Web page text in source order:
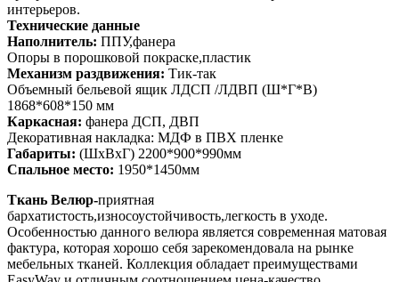
интерьеров.
Технические данные
Наполнитель: ППУ,фанера
Опоры в порошковой покраске,пластик
Механизм раздвижения: Тик-так
Объемный бельевой ящик ЛДСП /ЛДВП (Ш*Г*В)
1868*608*150 мм
Каркасная: фанера ДСП, ДВП
Декоративная накладка: МДФ в ПВХ пленке
Габариты: (ШхВхГ) 2200*900*990мм
Спальное место: 1950*1450мм
Ткань Велюр-приятная
бархатистость,износоустойчивость,легкость в уходе.
Особенностью данного велюра является современная матовая
фактура, которая хорошо себя зарекомендовала на рынке
мебельных тканей. Коллекция обладает преимуществами